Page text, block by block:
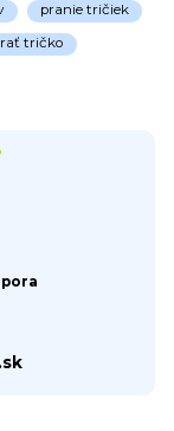
pranie tričiek
tričko